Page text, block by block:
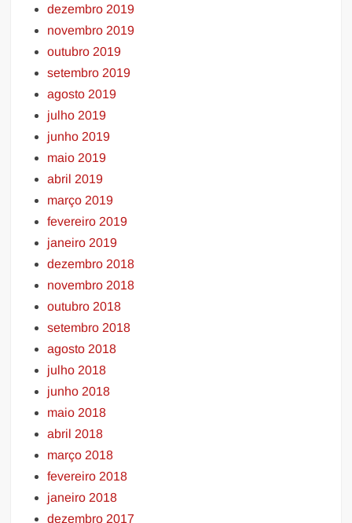
dezembro 2019
novembro 2019
outubro 2019
setembro 2019
agosto 2019
julho 2019
junho 2019
maio 2019
abril 2019
março 2019
fevereiro 2019
janeiro 2019
dezembro 2018
novembro 2018
outubro 2018
setembro 2018
agosto 2018
julho 2018
junho 2018
maio 2018
abril 2018
março 2018
fevereiro 2018
janeiro 2018
dezembro 2017